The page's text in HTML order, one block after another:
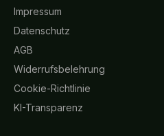
Impressum
Datenschutz
AGB
Widerrufsbelehrung
Cookie-Richtlinie
KI-Transparenz